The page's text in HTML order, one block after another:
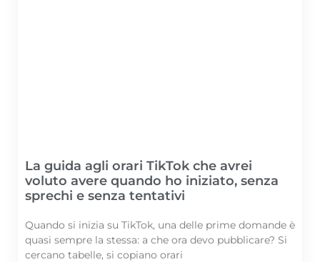
La guida agli orari TikTok che avrei
voluto avere quando ho iniziato, senza
sprechi e senza tentativi
Quando si inizia su TikTok, una delle prime domande è
quasi sempre la stessa: a che ora devo pubblicare? Si
cercano tabelle, si copiano orari